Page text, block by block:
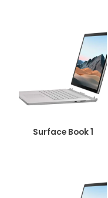
Surface Book 1